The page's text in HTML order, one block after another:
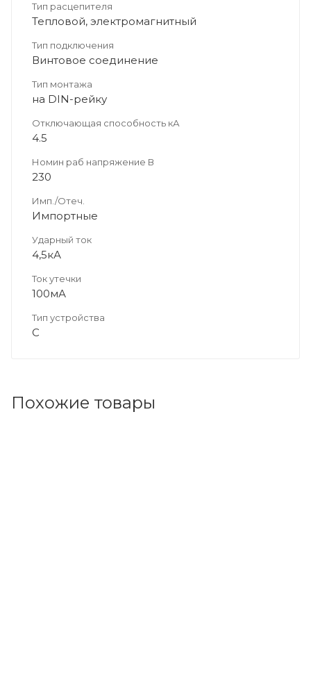
Тип расцепителя
Тепловой, электромагнитный
Тип подключения
Винтовое соединение
Тип монтажа
на DIN-рейку
Отключающая способность кА
4.5
Номин раб напряжение В
230
Имп./Отеч.
Импортные
Ударный ток
4,5кА
Ток утечки
100мА
Тип устройства
C
Похожие товары